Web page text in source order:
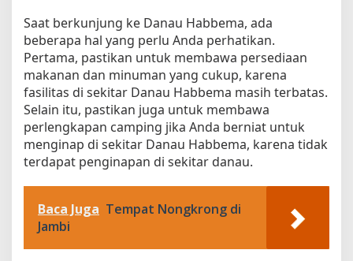
Saat berkunjung ke Danau Habbema, ada
beberapa hal yang perlu Anda perhatikan.
Pertama, pastikan untuk membawa persediaan
makanan dan minuman yang cukup, karena
fasilitas di sekitar Danau Habbema masih terbatas.
Selain itu, pastikan juga untuk membawa
perlengkapan camping jika Anda berniat untuk
menginap di sekitar Danau Habbema, karena tidak
terdapat penginapan di sekitar danau.
Baca Juga Tempat Nongkrong di
Jambi